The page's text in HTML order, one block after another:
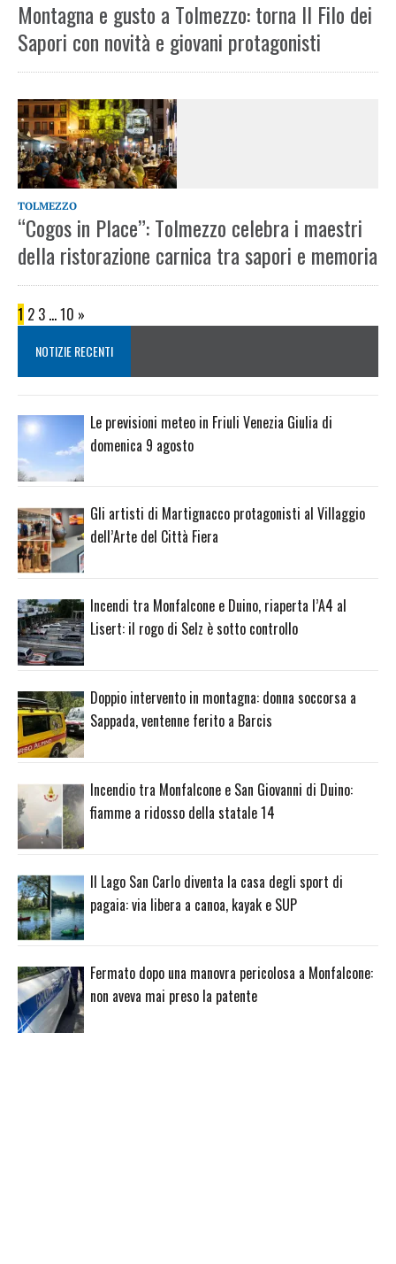
Montagna e gusto a Tolmezzo: torna Il Filo dei
Sapori con novità e giovani protagonisti
TOLMEZZO
“Cogos in Place”: Tolmezzo celebra i maestri
della ristorazione carnica tra sapori e memoria
1 2 3 …10 »
NOTIZIE RECENTI
Le previsioni meteo in Friuli Venezia Giulia di
domenica 9 agosto
Gli artisti di Martignacco protagonisti al Villaggio
dell’Arte del Città Fiera
Incendi tra Monfalcone e Duino, riaperta l’A4 al
Lisert: il rogo di Selz è sotto controllo
Doppio intervento in montagna: donna soccorsa a
Sappada, ventenne ferito a Barcis
Incendio tra Monfalcone e San Giovanni di Duino:
fiamme a ridosso della statale 14
Il Lago San Carlo diventa la casa degli sport di
pagaia: via libera a canoa, kayak e SUP
Fermato dopo una manovra pericolosa a Monfalcone:
non aveva mai preso la patente